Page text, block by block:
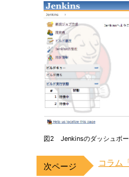
図2 Jenkinsのダッシュボ
コラム